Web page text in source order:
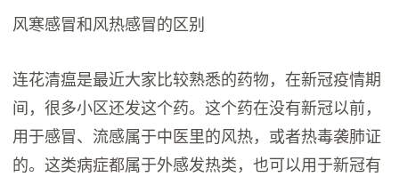
风寒感冒和风热感冒的区别
连花清瘟是最近大家比较熟悉的药物，在新冠疫情期
间，很多小区还发这个药。这个药在没有新冠以前，
用于感冒、流感属于中医里的风热，或者热毒袭肺证
的。这类病症都属于外感发热类，也可以用于新冠有